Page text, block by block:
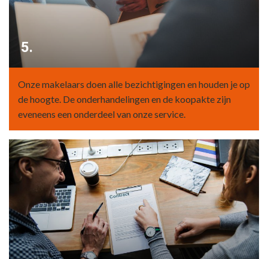
5.
Onze makelaars doen alle bezichtigingen en houden je op
de hoogte. De onderhandelingen en de koopakte zijn
eveneens een onderdeel van onze service.